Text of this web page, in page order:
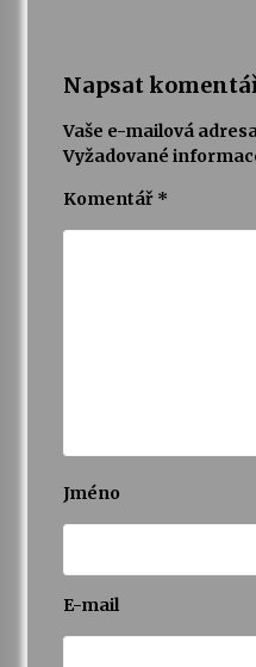
Napsat
Vaše e-mailová
Vyžadované
Komentář *
Jméno
E-mail